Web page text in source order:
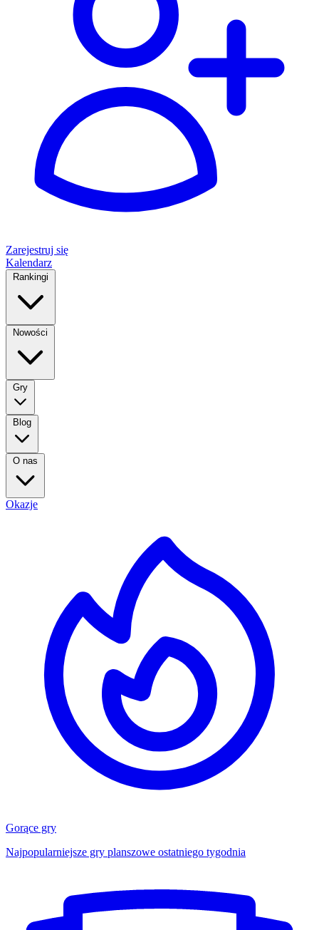
Zarejestruj się
Kalendarz
Rankingi
Nowości
Gry
Blog
O nas
Okazje
Gorące gry
Najpopularniejsze gry planszowe ostatniego tygodnia